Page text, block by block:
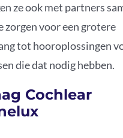
ze ook met partners
zorgen voor een grotere
tot hooroplossingen
die dat nodig hebben.
Cochlear